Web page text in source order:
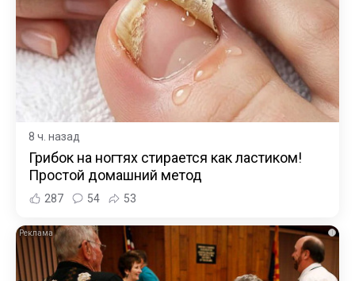
8 ч. назад
Грибок на ногтях стирается как ластиком!
Простой домашний метод
287 54 53
i